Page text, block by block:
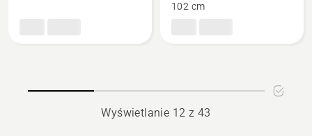
Przystawka
102 cm
Wyświetlanie 12 z 43